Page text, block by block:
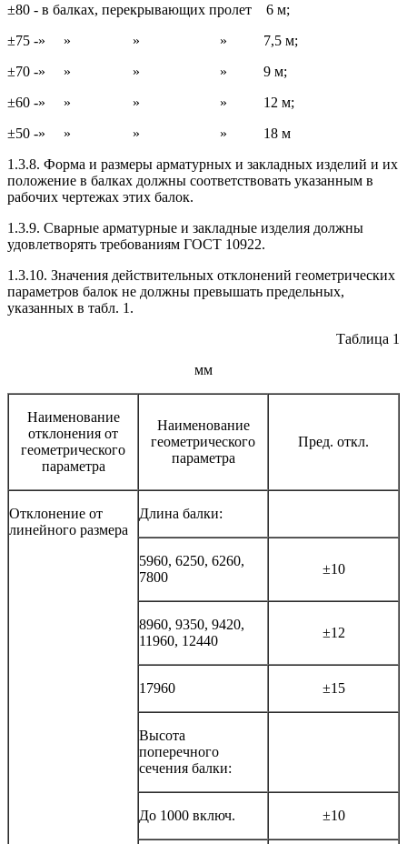
±80 - в балках, перекрывающих пролет 6 м;
±75 -» » » » 7,5 м;
±70 -» » » » 9 м;
±60 -» » » » 12 м;
±50 -» » » » 18 м
1.3.8. Форма и размеры арматурных и закладных изделий и их
положение в балках должны соответствовать указанным в
рабочих чертежах этих балок.
1.3.9. Сварные арматурные и закладные изделия должны
удовлетворять требованиям ГОСТ 10922.
1.3.10. Значения действительных отклонений геометрических
параметров балок не должны превышать предельных,
указанных в табл. 1.
Таблица 1
мм
Наименование
отклонения от
геометрического
параметра
Наименование
геометрического
параметра
Пред. откл.
Отклонение от
линейного размера
Длина балки:
5960, 6250, 6260,
7800
±10
8960, 9350, 9420,
11960, 12440
±12
17960 ±15
Высота
поперечного
сечения балки:
До 1000 включ. ±10